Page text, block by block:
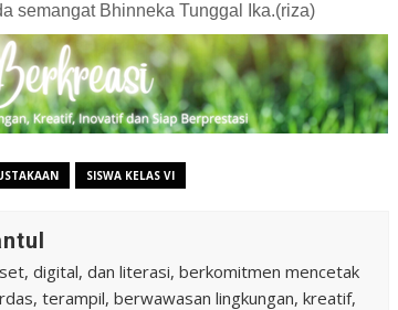
semangat Bhinneka Tunggal Ika.(riza)
SISWA KELAS VI
digital, dan literasi, berkomitmen mencetak
terampil, berwawasan lingkungan, kreatif,